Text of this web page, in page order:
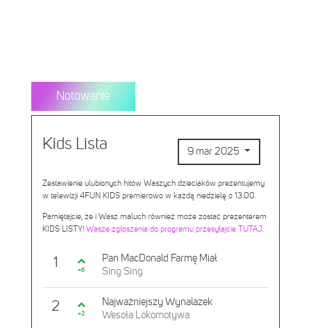
Notowanie
Kids Lista 9 mar 2025
Zestawienie ulubionych hitów Waszych dzieciaków prezentujemy
w telewizji 4FUN KIDS premierowo w każdą niedzielę o 13.00.
Pamiętajcie, że i Wasz maluch również może zostać prezenterem
KIDS LISTY! Wasze zgłoszenia do programu przesyłajcie TUTAJ.
1 +5
Pan MacDonald Farmę Miał
Sing Sing
2 +2
Najważniejszy Wynalazek
Wesoła Lokomotywa